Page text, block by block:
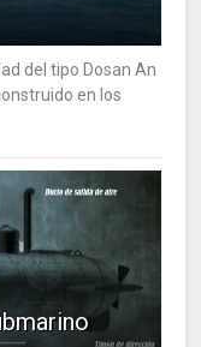
del tipo Dosan An
en los